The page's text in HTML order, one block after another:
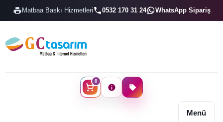
Matbaa Baskı Hizmetleri 0532 170 31 24 WhatsApp Sipariş
0
Menü